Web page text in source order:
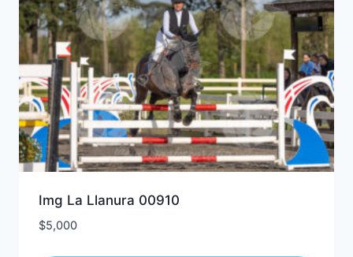
Img La Llanura 00910
$5,000